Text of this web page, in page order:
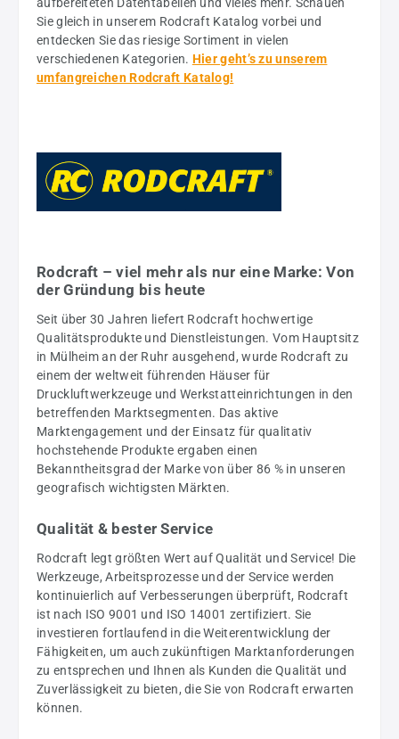
aufbereiteten Datentabellen und vieles mehr. Schauen
Sie gleich in unserem Rodcraft Katalog vorbei und
entdecken Sie das riesige Sortiment in vielen
verschiedenen Kategorien. Hier geht’s zu unserem
umfangreichen Rodcraft Katalog!
Rodcraft – viel mehr als nur eine Marke: Von
der Gründung bis heute
Seit über 30 Jahren liefert Rodcraft hochwertige
Qualitätsprodukte und Dienstleistungen. Vom Hauptsitz
in Mülheim an der Ruhr ausgehend, wurde Rodcraft zu
einem der weltweit führenden Häuser für
Druckluftwerkzeuge und Werkstatteinrichtungen in den
betreffenden Marktsegmenten. Das aktive
Marktengagement und der Einsatz für qualitativ
hochstehende Produkte ergaben einen
Bekanntheitsgrad der Marke von über 86 % in unseren
geografisch wichtigsten Märkten.
Qualität & bester Service
Rodcraft legt größten Wert auf Qualität und Service! Die
Werkzeuge, Arbeitsprozesse und der Service werden
kontinuierlich auf Verbesserungen überprüft, Rodcraft
ist nach ISO 9001 und ISO 14001 zertifiziert. Sie
investieren fortlaufend in die Weiterentwicklung der
Fähigkeiten, um auch zukünftigen Marktanforderungen
zu entsprechen und Ihnen als Kunden die Qualität und
Zuverlässigkeit zu bieten, die Sie von Rodcraft erwarten
können.